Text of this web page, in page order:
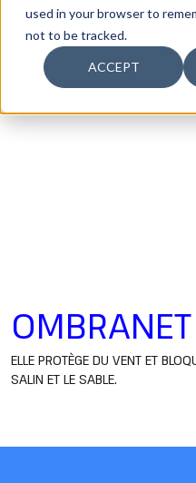
used in your browser to
not to be tracked.
ACCEPT
ELLE PROTÈGE DU VENT ET
SALIN ET LE SABLE.